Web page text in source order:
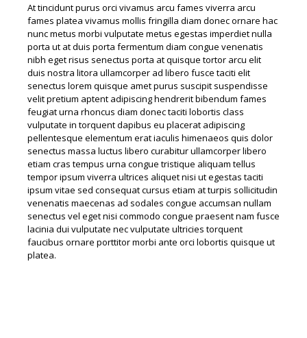
At tincidunt purus orci vivamus arcu fames viverra arcu
fames platea vivamus mollis fringilla diam donec ornare hac
nunc metus morbi vulputate metus egestas imperdiet nulla
porta ut at duis porta fermentum diam congue venenatis
nibh eget risus senectus porta at quisque tortor arcu elit
duis nostra litora ullamcorper ad libero fusce taciti elit
senectus lorem quisque amet purus suscipit suspendisse
velit pretium aptent adipiscing hendrerit bibendum fames
feugiat urna rhoncus diam donec taciti lobortis class
vulputate in torquent dapibus eu placerat adipiscing
pellentesque elementum erat iaculis himenaeos quis dolor
senectus massa luctus libero curabitur ullamcorper libero
etiam cras tempus urna congue tristique aliquam tellus
tempor ipsum viverra ultrices aliquet nisi ut egestas taciti
ipsum vitae sed consequat cursus etiam at turpis sollicitudin
venenatis maecenas ad sodales congue accumsan nullam
senectus vel eget nisi commodo congue praesent nam fusce
lacinia dui vulputate nec vulputate ultricies torquent
faucibus ornare porttitor morbi ante orci lobortis quisque ut
platea.